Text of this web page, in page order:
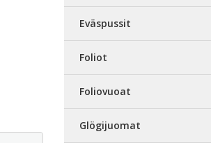
Eväspussit
Foliot
Foliovuoat
Glögijuomat